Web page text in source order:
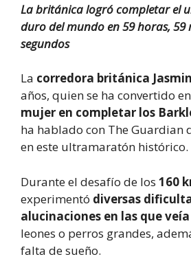
La británica logró completar el
duro del mundo en 59 horas, 59
segundos
La corredora británica
años, quien se ha convertido
mujer en completar los
ha hablado con The Guardian
en este ultramaratón histórico.
Durante el desafío de los 160
experimentó diversas
alucinaciones en las que
leones o perros grandes,
falta de sueño.